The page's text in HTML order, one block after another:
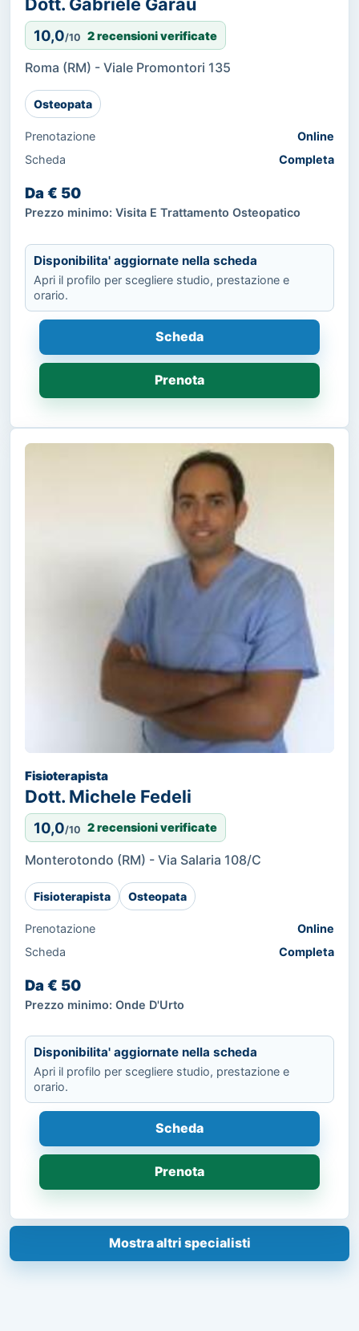
10,0/10 2 recensioni verificate
Roma (RM) - Viale Promontori 135
Osteopata
Prenotazione
Online
Scheda
Completa
Da € 50
Prezzo minimo: Visita E Trattamento Osteopatico
Disponibilita' aggiornate nella scheda
Apri il profilo per scegliere studio, prestazione e
orario.
Scheda
Prenota
Fisioterapista
Dott. Michele Fedeli
10,0/10 2 recensioni verificate
Monterotondo (RM) - Via Salaria 108/C
Fisioterapista Osteopata
Prenotazione
Online
Scheda
Completa
Da € 50
Prezzo minimo: Onde D'Urto
Disponibilita' aggiornate nella scheda
Apri il profilo per scegliere studio, prestazione e
orario.
Scheda
Prenota
Mostra altri specialisti